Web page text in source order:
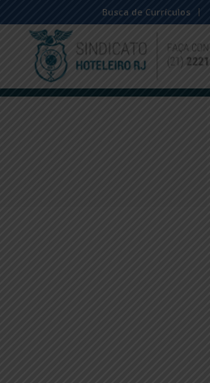
Busca de Currículos